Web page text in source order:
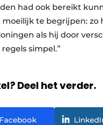
had ook bereikt
te begrijpen:
als hij door
simpel.”
Deel het verder.
Facebook